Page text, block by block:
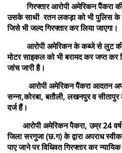
गिरफ्तार आरोपी अमेरिकन पैंकरा की
उसके साथी रतन लकड़ा को भी पुलिस के
जिसे भी जल्द गिरफ्तार कर लिया जाएगा।
आरोपी अमेरिकन के कब्जे से लुट की
मोटर साइकल को भी बरामद कर जप्त कर
जांच जारी है।
आरोपी अमेरिकन पैंकरा आदतन
सन्ना,कोरबा, बतौली, लखनपुर व
दर्ज हैं।
आरोपी अमेरिकन पैकरा, उम्र 24 वर्ष
जिला सरगुजा (छ.ग) के द्वारा अपराध
पाए जाने पर विधिवत गिरफ्तार कर